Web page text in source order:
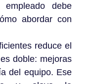
debe
abordar con
reduce el
doble: mejoras
del equipo. Ese